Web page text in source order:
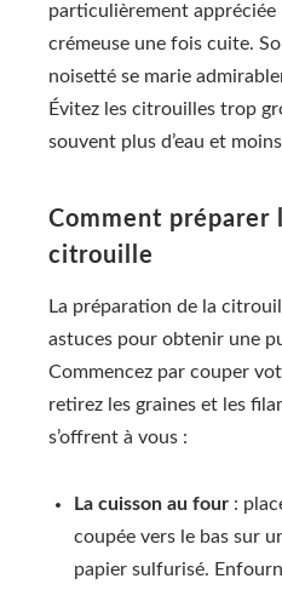
particulièrement
crémeuse une fois cuite.
noisetté se marie
Évitez les citrouilles trop
souvent plus d’eau et
Comment préparer
citrouille
La préparation de la
astuces pour obtenir une
Commencez par couper
retirez les graines et les
s’offrent à vous :
La cuisson au four :
coupée vers le bas sur
papier sulfurisé.